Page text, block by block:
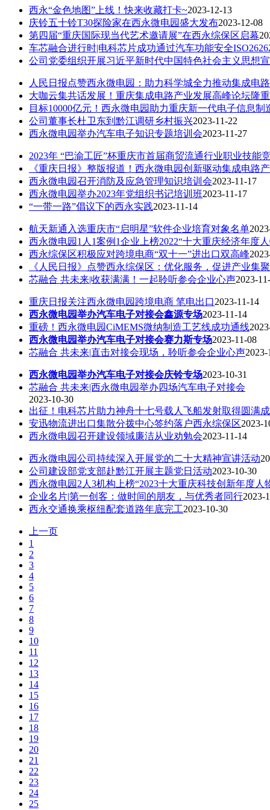
西永“金色地图”上线！快来收藏打卡~2023-12-13
庆铃五十铃T30探险家在西永微电园盛大发布2023-12-08
第四届“重庆国际现当代艺术邀请展”在西永综保区启幕
车芯融合进行时|电科芯片成功通过汽车功能安全
公司党委组织开展习近平新时代中国特色社会主义思想
人民日报点赞西永微电园：助力科学城全力推动集成电
大咖云集共话发展！重庆集成电路产业发展高峰论坛隆
目标10000亿元！西永微电园助力重庆新一代电子信息制
公司董事长杜卫东到黔江调研乡村振兴2023-11-22
西永微电园举办汽车电子知识专题培训会2023-11-27
2023年 “巴渝工匠”杯重庆市首届商贸流通行业职业技
《重庆日报》整版报道！西永微电园创新驱动集成电路
西永微电园召开消防及应急管理知识培训会2023-11-17
西永微电园举办2023年党组织书记培训班2023-11-17
“一带一路”倡议下的西永实践2023-11-14
航天新通入选重庆市“启明星”软件企业培育对象名单
西永微电园1人1案例1企业上榜2022“十大重庆经济年度
西永综保区积极应对跨境电商“双十一”进出口双高峰
《人民日报》点赞西永综保区：优化服务，促进产业集聚
芯融合 共未来|收获满满！一起聆听参会企业心声2023-
重庆日报关注西永微电园跨境电商 笔电出口2023-11-14
西永微电园举办汽车电子对接会鑫源专场2023-11-14
重磅！西永微电园CiMEMS微纳制造工艺线成功通线
西永微电园举办汽车电子对接会赛力斯专场2023-11-08
芯融合 共未来|直击对接会现场，聆听参会企业心声2023-
西永微电园举办汽车电子对接会庆铃专场2023-10-31
芯融合 共未来|西永微电园举办四场汽车电子对接会
2023-10-30
出征！电科芯片助力神舟十七号载人飞船发射取得圆满
安迅物流进出口集散分拨中心签约落户西永综保区2023-
西永微电园召开建设领域廉洁从业劝勉会2023-11-14
西永微电园公司持续深入开展党的二十大精神宣讲活动
公司建设部党支部赴黔江开展主题党日活动2023-10-30
西永微电园2人3机构上榜“2023十大重庆科技创新年度人
企业名片|第一创客：做时间的朋友，与优秀者同行2023-
西永交通换乘枢纽配套道路年底完工2023-10-30
上一页
1
2
3
4
5
6
7
8
9
10
11
12
13
14
15
16
17
18
19
20
21
22
23
24
25